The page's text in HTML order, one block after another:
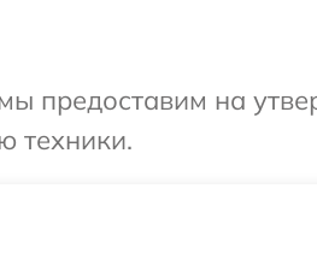
предоставим на
техники.